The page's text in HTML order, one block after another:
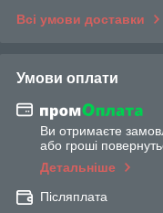
Всі умови доставки
Умови оплати
Ви отримаєте
або гроші
Детальніше
Післяплата